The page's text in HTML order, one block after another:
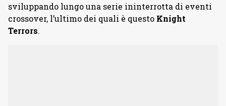
sviluppando lungo una serie ininterrotta di eventi
crossover, l’ultimo dei quali è questo Knight
Terrors.